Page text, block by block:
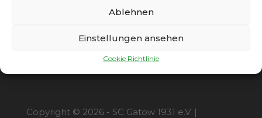
Ablehnen
Einstellungen ansehen
Cookie Richtlinie
weitere Punkte auf dem Gatow-Konto.
Copyright © 2026 - SC Gatow 1931 e.V. |